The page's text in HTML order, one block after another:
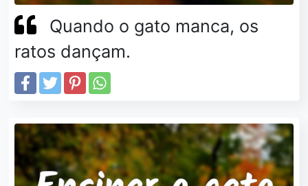
Quando o gato manca, os
ratos dançam.